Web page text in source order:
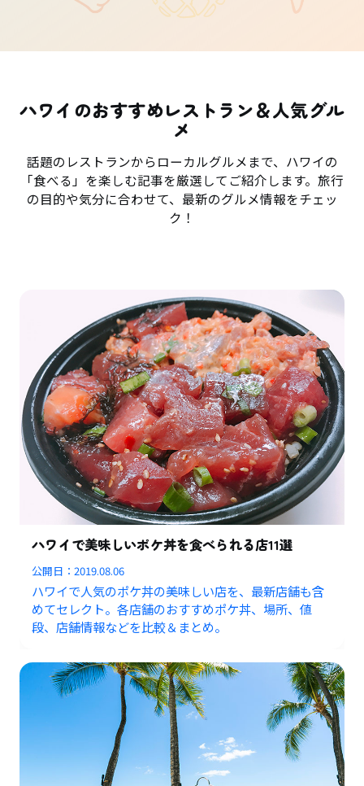
ハワイのおすすめレストラン＆人気グル
メ
話題のレストランからローカルグルメまで、ハワイの
「食べる」を楽しむ記事を厳選してご紹介します。旅行
の目的や気分に合わせて、最新のグルメ情報をチェッ
ク！
ハワイで美味しいポケ丼を食べられる店11選
公開日：2019.08.06
ハワイで人気のポケ丼の美味しい店を、最新店舗も含
めてセレクト。各店舗のおすすめポケ丼、場所、値
段、店舗情報などを比較＆まとめ。